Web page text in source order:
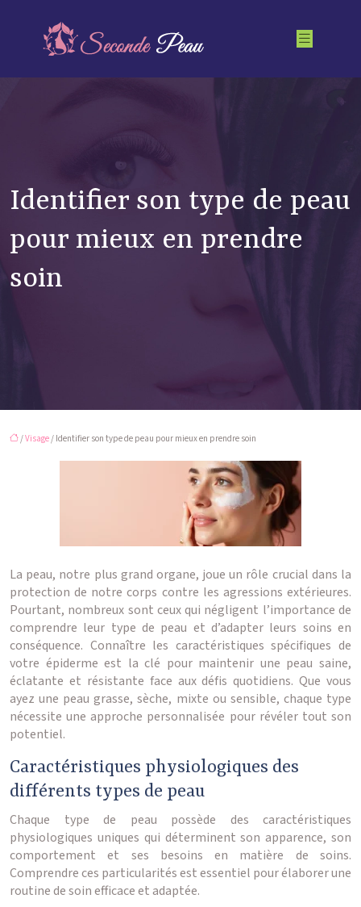
Identifier son type de peau
pour mieux en prendre
soin
/Visage/ Identifier son type de peau pour mieux en prendre soin
La peau, notre plus grand organe, joue un rôle crucial dans la
protection de notre corps contre les agressions extérieures.
Pourtant, nombreux sont ceux qui négligent l’importance de
comprendre leur type de peau et d’adapter leurs soins en
conséquence. Connaître les caractéristiques spécifiques de
votre épiderme est la clé pour maintenir une peau saine,
éclatante et résistante face aux défis quotidiens. Que vous
ayez une peau grasse, sèche, mixte ou sensible, chaque type
nécessite une approche personnalisée pour révéler tout son
potentiel.
Caractéristiques physiologiques des
différents types de peau
Chaque type de peau possède des caractéristiques
physiologiques uniques qui déterminent son apparence, son
comportement et ses besoins en matière de soins.
Comprendre ces particularités est essentiel pour élaborer une
routine de soin efficace et adaptée.